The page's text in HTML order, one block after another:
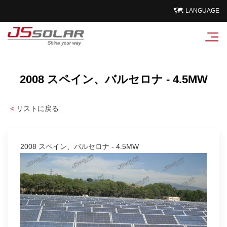
LANGUAGE
2008 スペイン、バルセロナ - 4.5MW
< リストに戻る
2008 スペイン、バルセロナ - 4.5MW